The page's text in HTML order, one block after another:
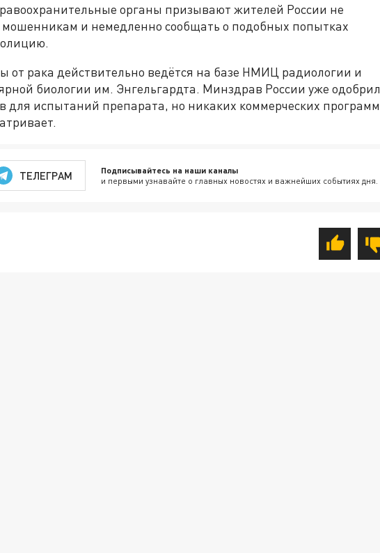
органы призывают жителей России не
мошенникам и немедленно сообщать о подобных попытках
от рака действительно ведётся на базе НМИЦ радиологии и
биологии им. Энгельгардта. Минздрав России уже одобрил
для испытаний препарата, но никаких коммерческих программ
ТЕЛЕГРАМ Подписывайтесь на наши каналы
и первыми узнавайте о главных новостях и важнейших событиях дня.